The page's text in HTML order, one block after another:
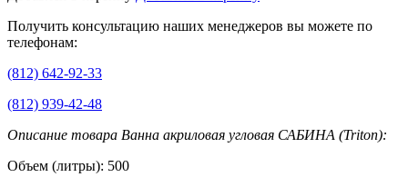
Получить консультацию наших менеджеров вы можете по
телефонам:
(812) 642-92-33
(812) 939-42-48
Описание товара Ванна акриловая угловая САБИНА (Triton):
Объем (литры): 500